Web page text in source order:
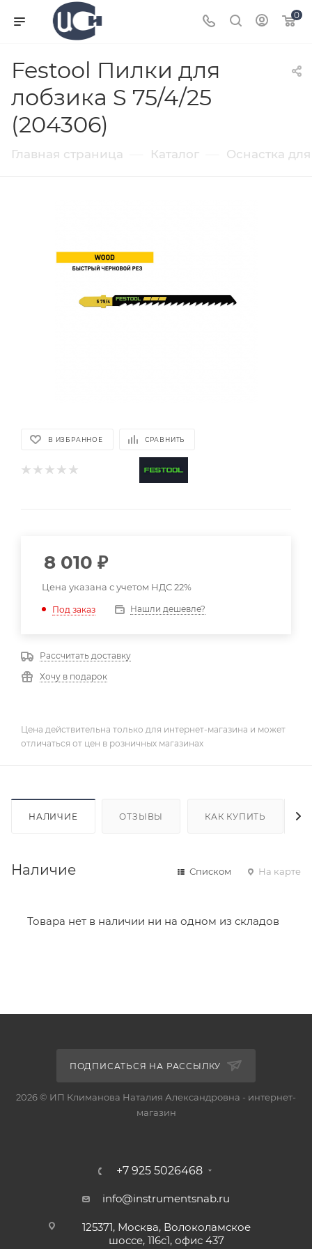
0
Festool Пилки для
лобзика S 75/4/25
(204306)
Главная страница Каталог Оснастка
В ИЗБРАННОЕ СРАВНИТЬ
8 010 ₽
Цена указана с учетом НДС 22%
Под заказ Нашли дешевле?
Рассчитать доставку
Хочу в подарок
Цена действительна только для интернет-магазина и может
отличаться от цен в розничных магазинах
НАЛИЧИЕ ОТЗЫВЫ КАК КУПИТЬ
Наличие Списком На карте
Товара нет в наличии ни на одном из складов
ПОДПИСАТЬСЯ НА РАССЫЛКУ
2026 © ИП Климанова Наталия Александровна - интернет-
магазин
+7 925 5026468
info@instrumentsnab.ru
125371, Москва, Волоколамское
шоссе, 116с1, офис 437